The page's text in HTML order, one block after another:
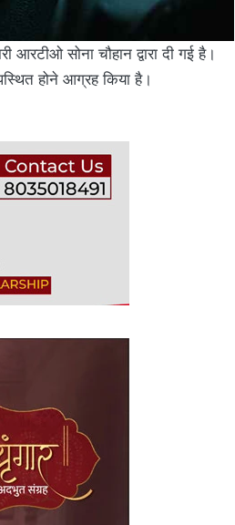
सोना चौहान द्वारा दी गई है।
होने आग्रह किया है।